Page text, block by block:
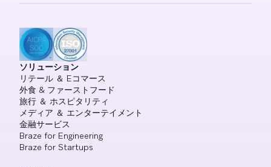
ソリューション
リテール ＆ Eコマース
外食 & ファーストフード
旅行 ＆ ホスピタリティ
メディア ＆ エンターテイメント
金融サービス
Braze for Engineering
Braze for Startups